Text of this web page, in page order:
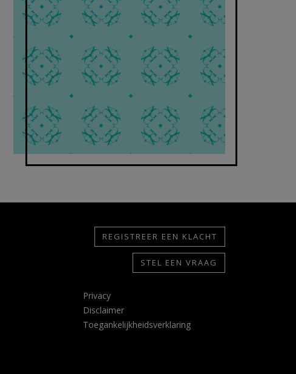
REGISTREER EEN KLACHT
STEL EEN VRAAG
Privacy
Disclaimer
Toegankelijkheidsverklaring